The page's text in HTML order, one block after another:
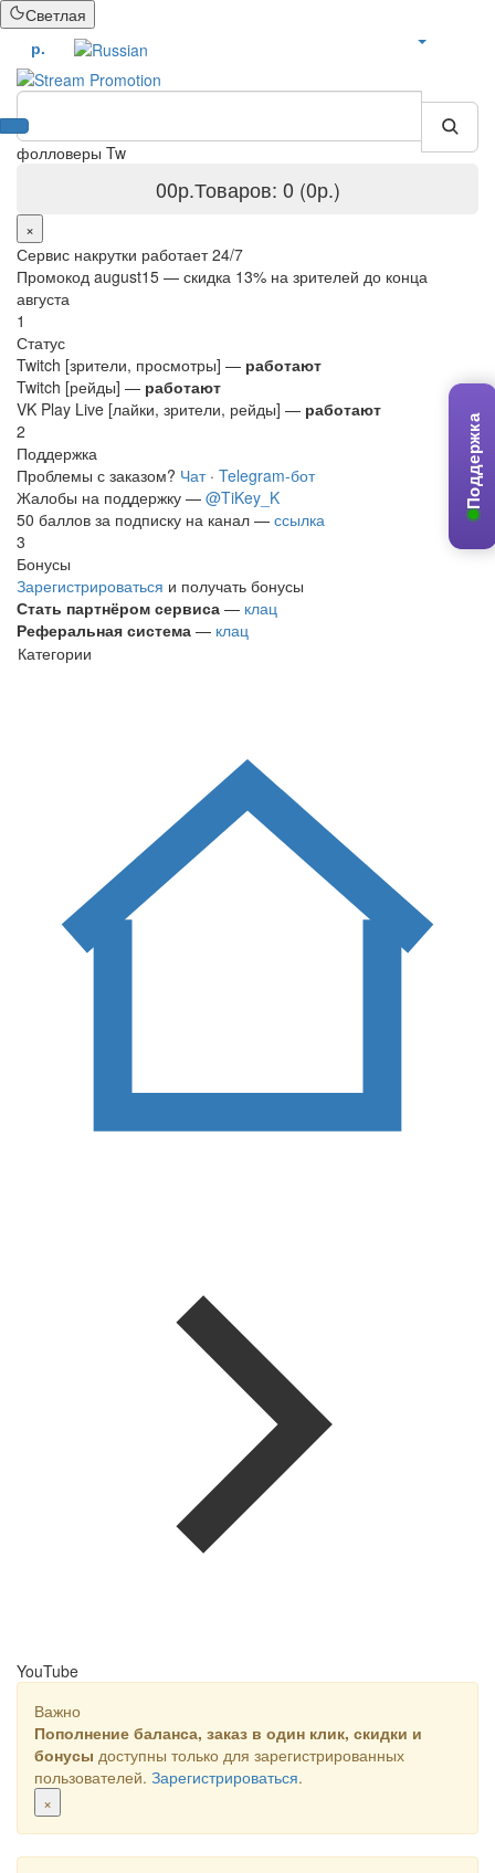
Светлая
Поддержка
р.
фолловеры Twitch
00р.Товаров: 0 (0р.)
×
Сервис накрутки работает 24/7
Промокод august15 — скидка 13% на зрителей до конца
августа
1
Статус
Twitch [зрители, просмотры] — работают
Twitch [рейды] — работают
VK Play Live [лайки, зрители, рейды] — работают
2
Поддержка
Проблемы с заказом? Чат· Telegram-бот
Жалобы на поддержку — @TiKey_K
50 баллов за подписку на канал — ссылка
3
Бонусы
Зарегистрироваться и получать бонусы
Стать партнёром сервиса — клац
Реферальная система — клац
Категории
YouTube
Важно
Пополнение баланса, заказ в один клик, скидки и
бонусы доступны только для зарегистрированных
пользователей. Зарегистрироваться.
×